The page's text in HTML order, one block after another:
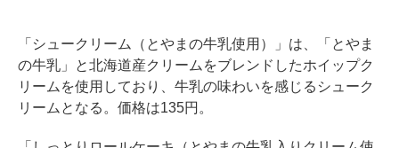
「シュークリーム（とやまの牛乳使用）」は、「とやま
の牛乳」と北海道産クリームをブレンドしたホイップク
リームを使用しており、牛乳の味わいを感じるシューク
リームとなる。価格は135円。